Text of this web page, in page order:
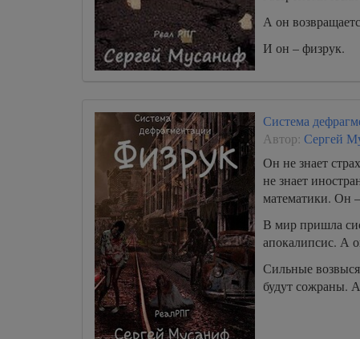
А он
И он – физрук.
Система
Автор: Сергей
Он не знает
не знает
математики. Он
В мир пришла
апокалипсис. А
Сильные
будут сожраны.